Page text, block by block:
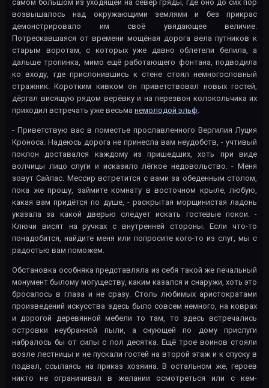
самом большом из уходящей на север гряды, где оно до сих пор
возвышалось над окружающими землями и без прикрас
демонстрировало им своё увядающее величие.
Потрескавшаяся от времени мощёная дорога вела путников к
старым воротам, с которых уже давно облетели белила, а
дальше тропинка, мимо ещё работающего фонтана, подводила
ко входу, где прислонившись к стене стоял немногословный
стражник. Коротким кивком он приветствовал новых гостей,
дёргал висящую рядом верёвку и на перезвон колокольчика их
приходил встречать уже весьма немолодой эльф.
- Приветствую вас в поместье прославленного Вергилия Луция
Кроноса. Надеюсь дорога не принесла вам неудобств, - учтивый
поклон доставался каждому из пришедших, хоть при виде
волчицы лицо слуги и исказило лёгкое недовольство. - Меня
зовут Сайлас. Мессир встретится с вами за обеденным столом,
пока же прошу, займите комнату в восточном крыле, любую,
какая вам придётся по душе, - раскрытая морщинистая ладонь
указала за какой дверью следует искать гостевые покои. -
Ключи висят на ручках с внутренней стороны. Если что-то
понадобится, найдите меня или попросите кого-то из слуг, мы с
радостью вам поможем.
Обстановка особняка представляла из себя такой же печальный
монумент былому могуществу, каким казался и снаружи, хоть это
бросалось в глаза и не сразу. Столь любимых аристократами
произведений искусства здесь было совсем немного, на коврах
и дорогой деревянной мебели то там, то здесь встречались
островки неубранной пыли, а снующей по дому прислуги
набралось бы от силы с пол десятка. Ещё трое воинов стояли
возле лестницы и не пускали гостей на второй этаж и к спуску в
подвал, ссылаясь на приказ хозяина. В остальном же, героев
никто не ограничивал в желании осмотреться или с кем-